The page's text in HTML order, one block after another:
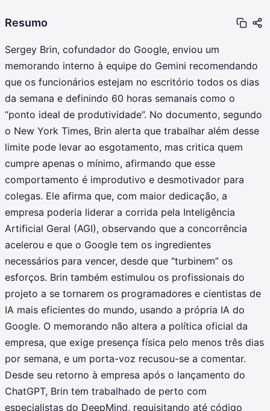
Resumo
Sergey Brin, cofundador do Google, enviou um
memorando interno à equipe do Gemini recomendando
que os funcionários estejam no escritório todos os dias
da semana e definindo 60 horas semanais como o
“ponto ideal de produtividade”. No documento, segundo
o New York Times, Brin alerta que trabalhar além desse
limite pode levar ao esgotamento, mas critica quem
cumpre apenas o mínimo, afirmando que esse
comportamento é improdutivo e desmotivador para
colegas. Ele afirma que, com maior dedicação, a
empresa poderia liderar a corrida pela Inteligência
Artificial Geral (AGI), observando que a concorrência
acelerou e que o Google tem os ingredientes
necessários para vencer, desde que “turbinem” os
esforços. Brin também estimulou os profissionais do
projeto a se tornarem os programadores e cientistas de
IA mais eficientes do mundo, usando a própria IA do
Google. O memorando não altera a política oficial da
empresa, que exige presença física pelo menos três dias
por semana, e um porta-voz recusou-se a comentar.
Desde seu retorno à empresa após o lançamento do
ChatGPT, Brin tem trabalhado de perto com
especialistas do DeepMind, requisitando até código